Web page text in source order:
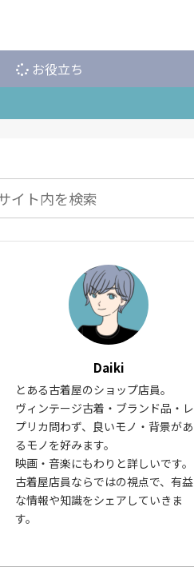
お役立ち
Daiki
とある古着屋のショップ店員。
ヴィンテージ古着・ブランド品・レ
プリカ問わず、良いモノ・背景があ
るモノを好みます。
映画・音楽にもわりと詳しいです。
古着屋店員ならではの視点で、有益
な情報や知識をシェアしていきま
す。